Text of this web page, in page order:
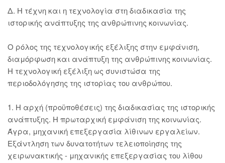
Δ. Η τέχνη και η τεχνολογία στη διαδικασία της
ιστορικής ανάπτυξης της ανθρώπινης κοινωνίας.
Ο ρόλος της τεχνολογικής εξέλιξης στην εμφάνιση,
διαμόρφωση και ανάπτυξη της ανθρώπινης κοινωνίας.
Η τεχνολογική εξέλιξη ως συνιστώσα της
περιοδολόγησης της ιστορίας του ανθρώπου.
1. Η αρχή (προϋποθέσεις) της διαδικασίας της ιστορικής
ανάπτυξης. Η πρωταρχική εμφάνιση της κοινωνίας.
Άγρα, μηχανική επεξεργασία λίθινων εργαλείων.
Εξάντληση των δυνατοτήτων τελειοποίησης της
χειρωνακτικής - μηχανικής επεξεργασίας του λίθου